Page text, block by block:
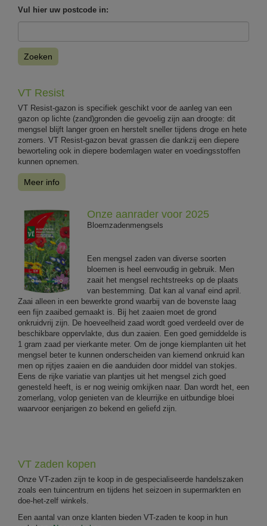
Vul hier uw postcode in:
Zoeken
VT Resist
VT Resist-gazon is specifiek geschikt voor de aanleg van een
gazon op lichte (zand)gronden die gevoelig zijn aan droogte: dit
mengsel blijft langer groen en herstelt sneller tijdens droge en hete
zomers. VT Resist-gazon bevat grassen die dankzij een diepere
beworteling ook in diepere bodemlagen water en voedingsstoffen
kunnen opnemen.
Meer info
Onze aanrader voor 2025
Bloemzadenmengsels
Een mengsel zaden van diverse soorten
bloemen is heel eenvoudig in gebruik. Men
zaait het mengsel rechtstreeks op de plaats
van bestemming. Dat kan al vanaf eind april.
Zaai alleen in een bewerkte grond waarbij van de bovenste laag
een fijn zaaibed gemaakt is. Bij het zaaien moet de grond
onkruidvrij zijn. De hoeveelheid zaad wordt goed verdeeld over de
beschikbare oppervlakte, dus dun zaaien. Een goed gemiddelde is
1 gram zaad per vierkante meter. Om de jonge kiemplanten uit het
mengsel beter te kunnen onderscheiden van kiemend onkruid kan
men op rijtjes zaaien en die aanduiden door middel van stokjes.
Eens de rijke variatie van plantjes uit het mengsel zich goed
genesteld heeft, is er nog weinig omkijken naar. Dan wordt het, een
zomerlang, volop genieten van de kleurrijke en uitbundige bloei
waarvoor eenjarigen zo bekend en geliefd zijn.
VT zaden kopen
Onze VT-zaden zijn te koop in de gespecialiseerde handelszaken
zoals een tuincentrum en tijdens het seizoen in supermarkten en
doe-het-zelf winkels.
Een aantal van onze klanten bieden VT-zaden te koop in hun